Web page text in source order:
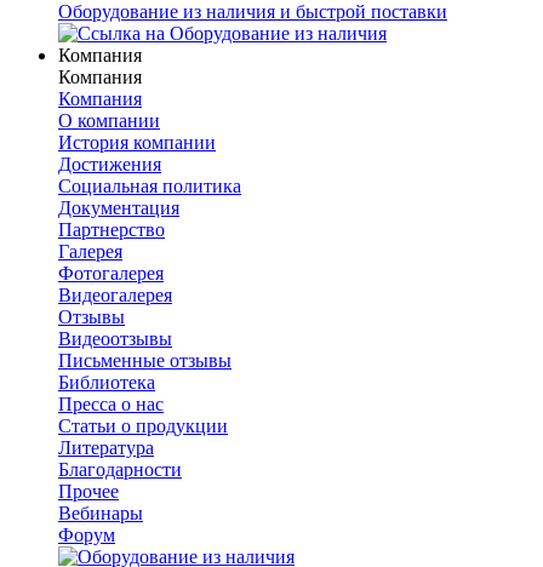
Оборудование из наличия и быстрой поставки
Компания
Компания
Компания
О компании
История компании
Достижения
Социальная политика
Документация
Партнерство
Галерея
Фотогалерея
Видеогалерея
Отзывы
Видеоотзывы
Письменные отзывы
Библиотека
Пресса о нас
Статьи о продукции
Литература
Благодарности
Прочее
Вебинары
Форум